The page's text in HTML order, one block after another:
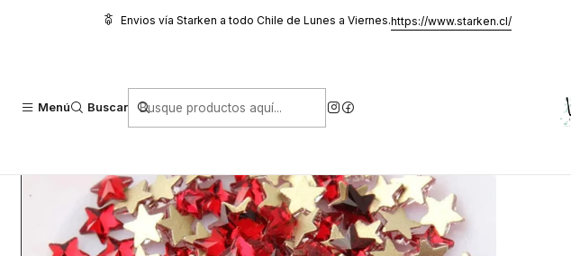
Menú Buscar
Envios vía Starken a todo Chile de Lunes a Viernes.https://www.starken.cl/
Glitter, Decoración y Accesorios Cristales Estrellas 5mm Siam (10 piezas)